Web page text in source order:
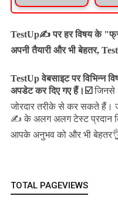
TestUp✍️ पर हर विषय के
अपनी तैयारी और भी बेहतर,
TestUp वेबसाइट पर विभिन्न
अपडेट कर दिए गए हैं। ☑️ जिनसे
जोरदार तरीके से कर सकते हैं।
✍️ के अलग अलग टेस्ट प्रदान
आपके अनुभव को और भी
TOTAL PAGEVIEWS